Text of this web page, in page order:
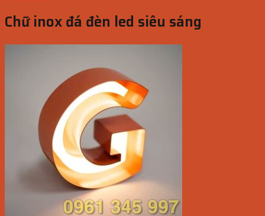
Chữ inox đá đèn led siêu sáng